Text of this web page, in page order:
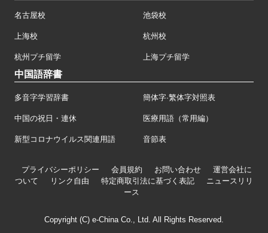
名古屋校 池袋校
上海校 杭州校
杭州プチ留学 上海プチ留学
中国語辞書
多音字学習辞書 簡体字·繁体字対照表
中国の祝日・連休 医療用語（常用編）
新型コロナウイルス関連用語 音節表
プライバシーポリシー 会員規約 お問い合わせ
運営会社に
ついて
リンク自由 特定商取引法に基づく表記
ニュースリリ
ース
Copyright (C) e-China Co., Ltd. All Rights Reserved.